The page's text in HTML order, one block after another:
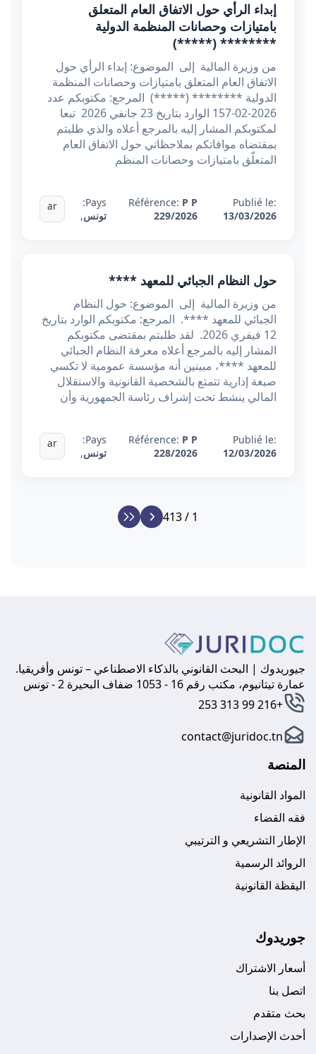
إبداء الرأي حول الاتفاق العام المتعلق
بامتيازات وحصانات المنظمة الدولية
******** (*****)
من وزيرة المالية إلى الموضوع: إبداء الرأي حول
الاتفاق العام المتعلق بامتيازات وحصانات المنظمة
الدولية ******** (*****) المرجع: مكتوبكم عدد
2026-02-157 الوارد بتاريخ 23 جانفي 2026 تبعا
لمكتوبكم المشار إليه بالمرجع أعلاه والذي طلبتم
بمقتضاه موافاتكم بملاحظاتي حول الاتفاق العام
المتعلّق بامتيازات وحصانات المنظم
Publié le:
13/03/2026
Référence: P P
229/2026
Pays:
تونس,
ar
حول النظام الجبائي للمعهد ****
من وزيرة المالية إلى الموضوع: حول النظام
الجبائي للمعهد ****. المرجع: مكتوبكم الوارد بتاريخ
12 فيفري 2026. لقد طلبتم بمقتضى مكتوبكم
المشار إليه بالمرجع أعلاه معرفة النظام الجبائي
للمعهد ****، مبينين أنه مؤسسة عمومية لا تكسي
صبغة إدارية تتمتع بالشخصية القانونية والاستقلال
المالي ينشط تحت إشراف رئاسة الجمهورية وأن
Publié le:
12/03/2026
Référence: P P
228/2026
Pays:
تونس,
ar
1 / 413
جيوريدوك | البحث القانوني بالذكاء الاصطناعي – تونس وأفريقيا.
عمارة تيتانيوم، مكتب رقم 16 - 1053 ضفاف البحيرة 2 - تونس
+216 99 313 253
contact@juridoc.tn
المنصة
المواد القانونية
فقه القضاء
الإطار التشريعي و الترتيبي
الروائد الرسمية
اليقظة القانونية
جوريدوك
أسعار الاشتراك
اتصل بنا
بحث متقدم
أحدث الإصدارات